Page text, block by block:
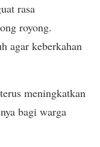
rasa
royong.
agar keberkahan
meningkatkan
bagi warga